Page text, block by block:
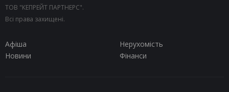
ТОВ "КЕПРЕЙТ ПАРТНЕРС".
Всі права захищені.
Афіша
Нерухомість
Новини
Фінанси